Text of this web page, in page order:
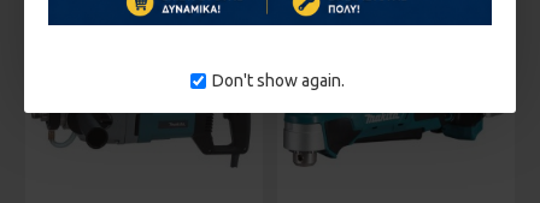
Don't show again.
ΚΑΤΌΠΙΝ ΠΑΡΑΓΓΕΛΊΑΣ ΚΑΤΌΠΙΝ ΠΑΡΑΓΓΕΛΊΑΣ